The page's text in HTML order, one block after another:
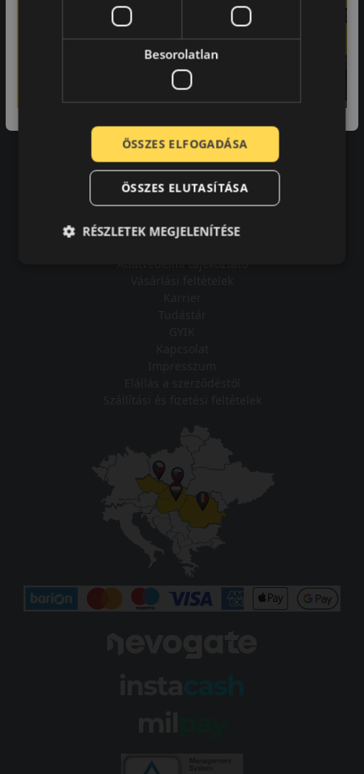
-
A bolt vásárlója
Minden tökéletesen működik.
Impresszum
Besorolatlan
ÖSSZES ELFOGADÁSA
ÖSSZES ELUTASÍTÁSA
RÉSZLETEK MEGJELENÍTÉSE